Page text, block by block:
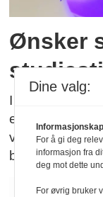
Ønsker
I 2003 ble
etterpå har
ble lagt opp
Dine valg:
For å gi deg
informasjon fra
deg mot dette
For øvrig bruker